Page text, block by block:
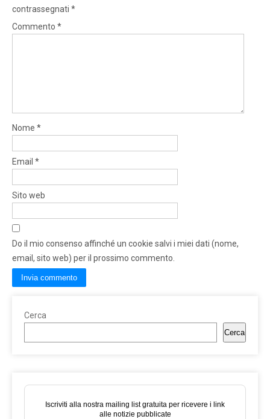
contrassegnati *
Commento *
Nome *
Email *
Sito web
Do il mio consenso affinché un cookie salvi i miei dati (nome,
email, sito web) per il prossimo commento.
Cerca
Cerca
Iscriviti alla nostra mailing list gratuita per ricevere i link
alle notizie pubblicate